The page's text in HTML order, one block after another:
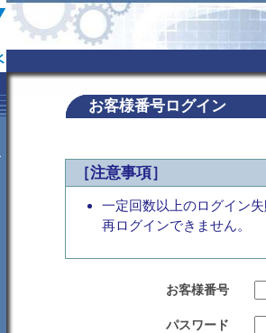
お客様番号ログイン
［注意事項］
一定回数以上のログイン
再ログインできません。
お客様番号
パスワード